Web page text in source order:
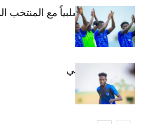
الهلال يتعادل سلبياً مع المنتخب
إعدادياً
كنن يصل كيجالي